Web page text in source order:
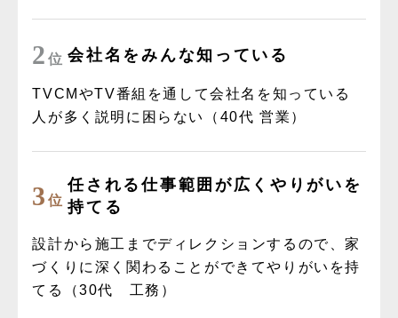
2 位 会社名をみんな知っている
TVCMやTV番組を通して会社名を知っている
人が多く説明に困らない（40代 営業）
3 位
任される仕事範囲が広くやりがいを
持てる
設計から施工までディレクションするので、家
づくりに深く関わることができてやりがいを持
てる（30代 工務）